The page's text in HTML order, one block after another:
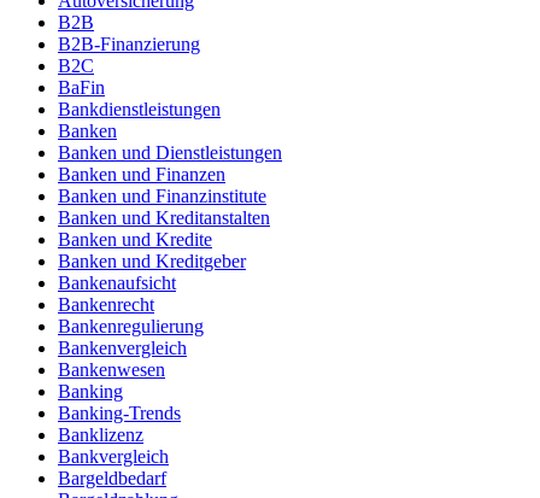
B2B
B2B-Finanzierung
B2C
BaFin
Bankdienstleistungen
Banken
Banken und Dienstleistungen
Banken und Finanzen
Banken und Finanzinstitute
Banken und Kreditanstalten
Banken und Kredite
Banken und Kreditgeber
Bankenaufsicht
Bankenrecht
Bankenregulierung
Bankenvergleich
Bankenwesen
Banking
Banking-Trends
Banklizenz
Bankvergleich
Bargeldbedarf